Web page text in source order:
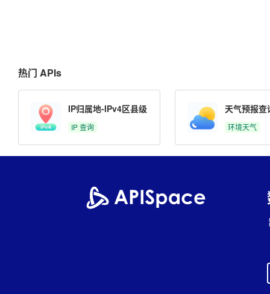
热门 APIs
IP归属地-IPv4区县级
IP 查询
天气预报查
环境天气